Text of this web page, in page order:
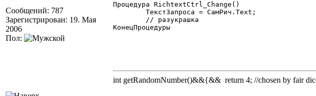
Сообщений: 787
Зарегистрирован: 19. Мая
2006
Пол:
Процедура RichtextCtrl_Change()
КонецПроцедуры
int getRandomNumber()&&{&& return 4; //chosen by